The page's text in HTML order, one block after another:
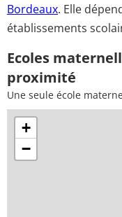
Bordeaux. Elle
établissements
Ecoles
proximité
Une seule école
+
−